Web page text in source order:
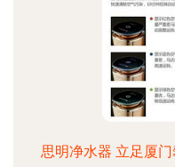
思明净水器 立足厦